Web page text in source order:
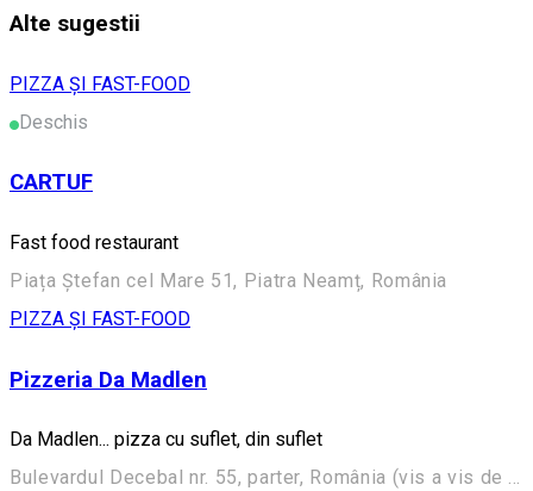
Alte sugestii
PIZZA ȘI FAST-FOOD
Deschis
CARTUF
Fast food restaurant
Piața Ștefan cel Mare 51, Piatra Neamț, România
PIZZA ȘI FAST-FOOD
Pizzeria Da Madlen
Da Madlen... pizza cu suflet, din suflet
Bulevardul Decebal nr. 55, parter, România (vis a vis de Școala Generală ”Elena Cuza”)